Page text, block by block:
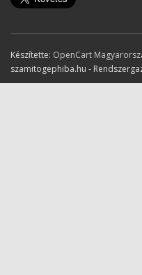
Készítette: OpenCart
szamitogephiba.hu -